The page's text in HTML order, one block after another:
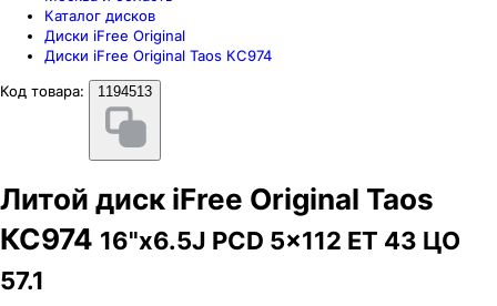
Каталог дисков
Диски iFree Original
Диски iFree Original Taos КС974
Код товара:
1194513
Литой диск iFree Original Taos
КС974 16"x6.5J PCD 5x112 ЕТ 43 ЦО
57.1